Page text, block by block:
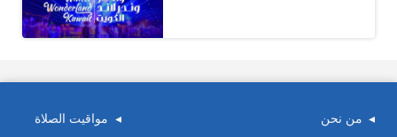
من نحن مواقيت الصلاة